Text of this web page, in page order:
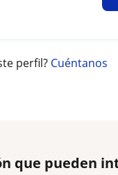
perfil? Cuéntanos
que pueden